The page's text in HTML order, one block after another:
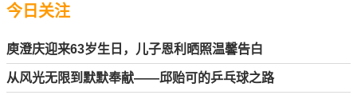
今日关注
庾澄庆迎来63岁生日，儿子恩利晒照温馨告白
从风光无限到默默奉献——邱贻可的乒乓球之路